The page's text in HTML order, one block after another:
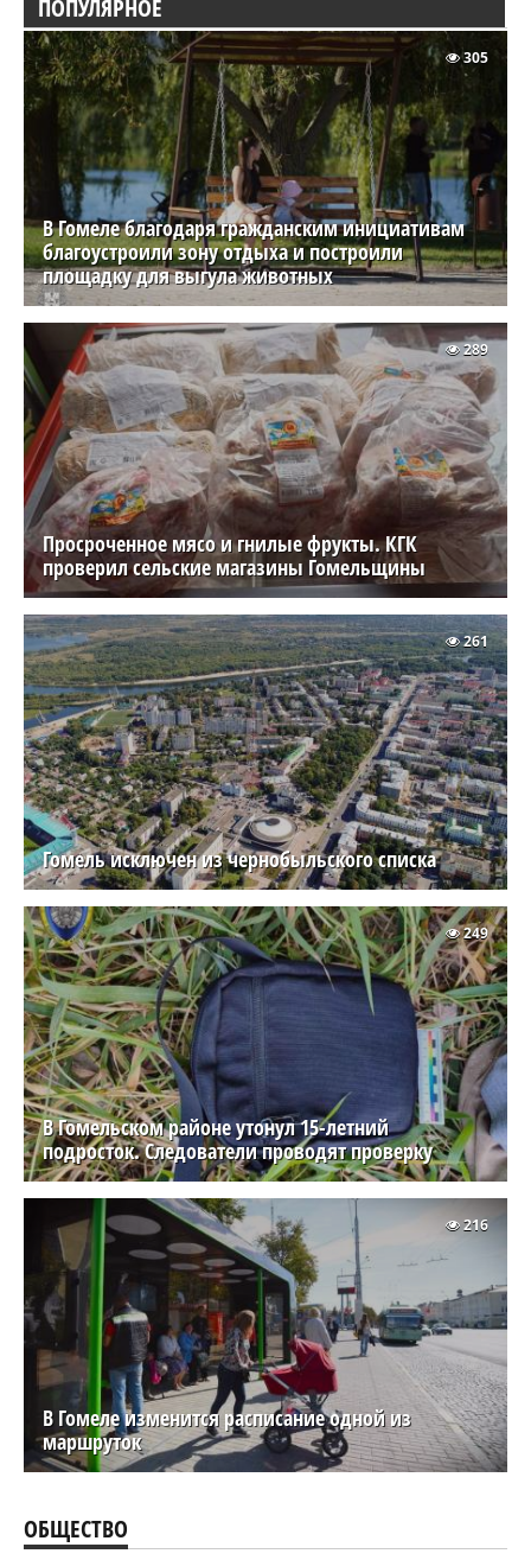
ПОПУЛЯРНОЕ
В Гомеле благодаря гражданским инициативам
благоустроили зону отдыха и построили
площадку для выгула животных
305
Просроченное мясо и гнилые фрукты. КГК
проверил сельские магазины Гомельщины
289
Гомель исключен из чернобыльского списка
261
В Гомельском районе утонул 15-летний
подросток. Следователи проводят проверку
249
В Гомеле изменится расписание одной из
маршруток
216
ОБЩЕСТВО